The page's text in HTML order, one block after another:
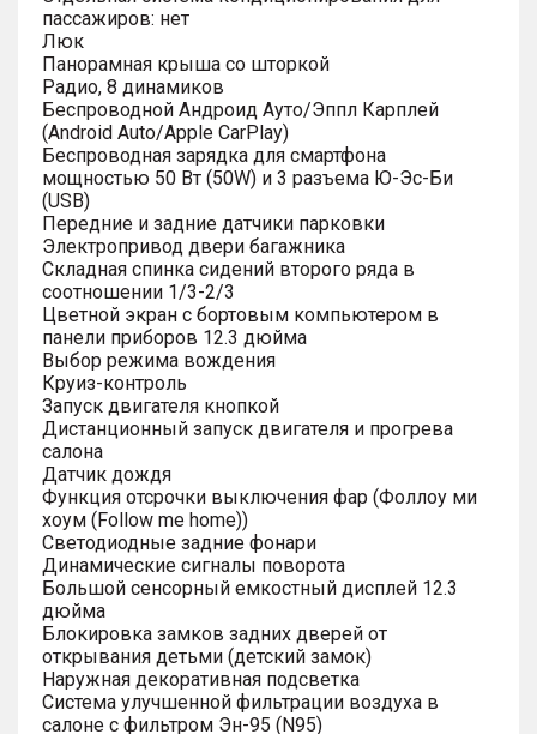
пассажиров: нет
Люк
Панорамная крыша со шторкой
Радио, 8 динамиков
Беспроводной Андроид Ауто/Эппл Карплей
(Android Auto/Apple CarPlay)
Беспроводная зарядка для смартфона
мощностью 50 Вт (50W) и 3 разъема Ю-Эс-Би
(USB)
Передние и задние датчики парковки
Электропривод двери багажника
Складная спинка сидений второго ряда в
соотношении 1/3-2/3
Цветной экран с бортовым компьютером в
панели приборов 12.3 дюйма
Выбор режима вождения
Круиз-контроль
Запуск двигателя кнопкой
Дистанционный запуск двигателя и прогрева
салона
Датчик дождя
Функция отсрочки выключения фар (Фоллоу ми
хоум (Follow me home))
Светодиодные задние фонари
Динамические сигналы поворота
Большой сенсорный емкостный дисплей 12.3
дюйма
Блокировка замков задних дверей от
открывания детьми (детский замок)
Наружная декоративная подсветка
Система улучшенной фильтрации воздуха в
салоне с фильтром Эн-95 (N95)